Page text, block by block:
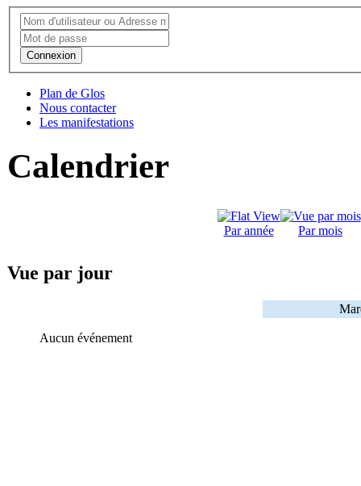
Connexion
Plan de Glos
Nous contacter
Les manifestations
Calendrier
Par année Par mois
Vue par jour
Aucun événement